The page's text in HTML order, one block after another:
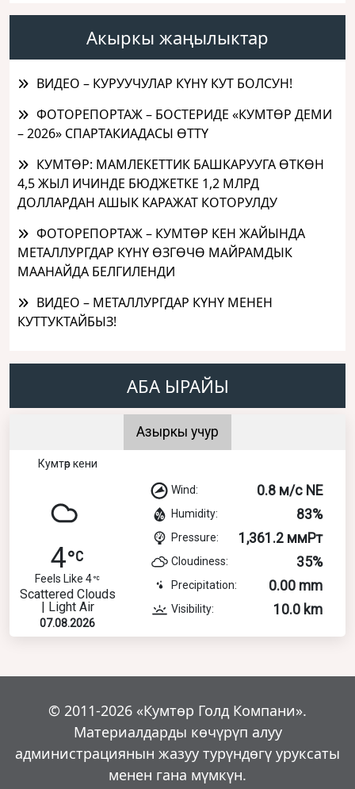
Акыркы жаңылыктар
ВИДЕО – КУРУУЧУЛАР КҮНҮ КУТ БОЛСУН!
ФОТОРЕПОРТАЖ – БОСТЕРИДЕ «КУМТӨР ДЕМИ
– 2026» СПАРТАКИАДАСЫ ӨТТҮ
КУМТӨР: МАМЛЕКЕТТИК БАШКАРУУГА ӨТКӨН
4,5 ЖЫЛ ИЧИНДЕ БЮДЖЕТКЕ 1,2 МЛРД
ДОЛЛАРДАН АШЫК КАРАЖАТ КОТОРУЛДУ
ФОТОРЕПОРТАЖ – КУМТӨР КЕН ЖАЙЫНДА
МЕТАЛЛУРГДАР КҮНҮ ӨЗГӨЧӨ МАЙРАМДЫК
МААНАЙДА БЕЛГИЛЕНДИ
ВИДЕО – МЕТАЛЛУРГДАР КҮНҮ МЕНЕН
КУТТУКТАЙБЫЗ!
АБА ЫРАЙЫ
Азыркы учур
Кумтөр кени
4
Feels Like 4
Scattered Clouds
| Light Air
07.08.2026
Wind: 0.8 м/с NE
Humidity: 83%
Pressure: 1,361.2 ммРт
Cloudiness: 35%
Precipitation: 0.00 mm
Visibility: 10.0 km
© 2011-2026 «Кумтөр Голд Компани».
Материалдарды көчүрүп алуу
администрациянын жазуу турүндөгү уруксаты
менен гана мүмкүн.